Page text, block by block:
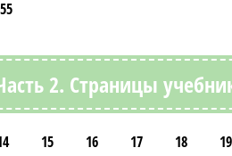
2. Страницы
15 16 17 18 19